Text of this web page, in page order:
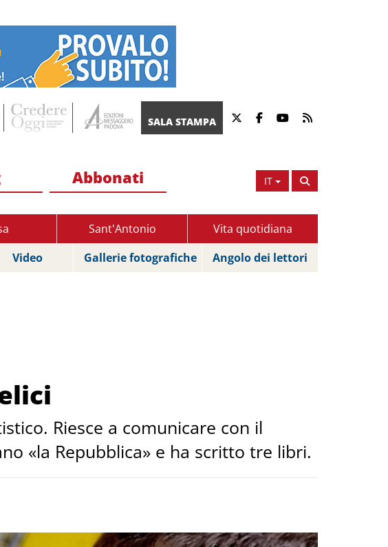
SALA STAMPA
IT
Abbonati
Sant'Antonio
Vita quotidiana
Video Gallerie fotografiche Angolo dei lettori
Riesce a comunicare con il
«la Repubblica» e ha scritto tre libri.